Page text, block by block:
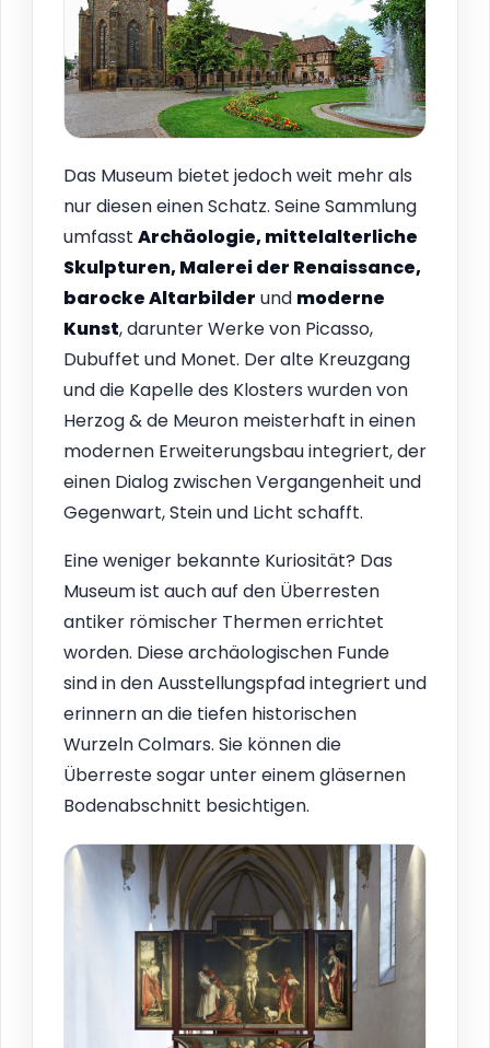
Das Museum bietet jedoch weit mehr als
nur diesen einen Schatz. Seine Sammlung
umfasst Archäologie, mittelalterliche
Skulpturen, Malerei der Renaissance,
barocke Altarbilder und moderne
Kunst, darunter Werke von Picasso,
Dubuffet und Monet. Der alte Kreuzgang
und die Kapelle des Klosters wurden von
Herzog & de Meuron meisterhaft in einen
modernen Erweiterungsbau integriert, der
einen Dialog zwischen Vergangenheit und
Gegenwart, Stein und Licht schafft.
Eine weniger bekannte Kuriosität? Das
Museum ist auch auf den Überresten
antiker römischer Thermen errichtet
worden. Diese archäologischen Funde
sind in den Ausstellungspfad integriert und
erinnern an die tiefen historischen
Wurzeln Colmars. Sie können die
Überreste sogar unter einem gläsernen
Bodenabschnitt besichtigen.